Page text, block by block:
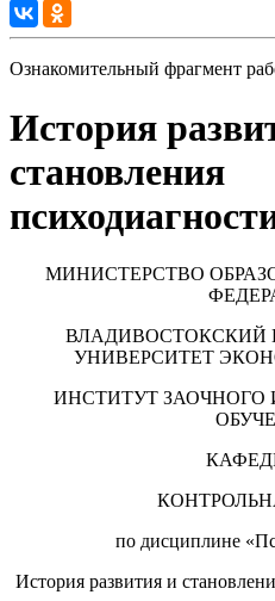
Ознакомительный фрагмент
История
становления
МИНИСТЕРСТВО
ВЛАДИВОСТОКСКИЙ
УНИВЕРСИТЕТ
ИНСТИТУТ
по дисциплине
История развития и